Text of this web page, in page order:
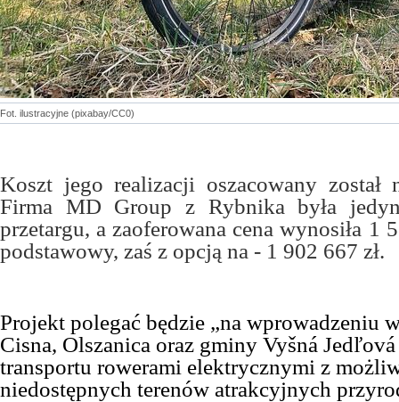
Fot. ilustracyjne (pixabay/CC0)
Koszt jego realizacji oszacowany
Firma MD Group z Rybnika była
przetargu, a zaoferowana cena wynosiła 1
podstawowy, zaś z opcją na - 1 902 667 zł.
Projekt polegać będzie „na wprowadzeniu
Cisna, Olszanica oraz gminy Vyšná Jedľová
transportu rowerami elektrycznymi z
niedostępnych terenów atrakcyjnych